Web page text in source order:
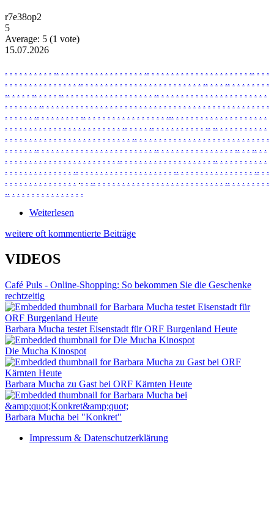
r7e38op2
5
Average: 5 (1 vote)
15.07.2026
. . . . . . . . . . .. . . . . . . . . . . . . . . . . . .. . . . . . . . . . . . . . . . . . . . . .. . . .
. . . . . . . . . . . . . . . .. . . . . . . . . . . . . . . . . . . . . . . . . .. . . . .. . . . . . . . .
.. . . . . .. . . . . .. . . . . . . . . . . . . . . . . . . .. . . . . . . . . . . . . . . . . . . . . . .
. . . . . . . .. . . . . . . . . . . . . . . . . . . . . . . . . . . . . . . . . . . . . . . . . . . . . . .
. . . . . . .. . . . . . . . . .. . . . . . . . . . . . . . . . . ... . . . . . . . . . . . . . . . . . . .
. . . . . . . . . . . . . . . . . . . . . . . . .. . . . . .. . . . . . . . . . . .. .. . . . . . . . . . .
. . . . . . . . . . . . . . . . . . . . . . . . . . .. . . . . . . . . . . . . . . . . . . . . . . . . . . .
. . . . . . .. . . . . . . . . . . . . . . . . . . . . . . . .. . . . . . . . . . . . . . . . .. . . .. . .
. . . . . . . . . . . . . . . . . . . . . . . .. . . . . . . . . . . . . . . . . . . .. . . . . . . . . . .
. . . . . . . . . . . . . . .. . . . . . . . . . . . . . . . . . . . .. . . . . . . . . . . . . . . . .. . .
. . . . . . . . . . . . . . . .. . .. . . . . . . . . . . . . . . . . . . . . . . . . . . .. . . . . . . . .
.. . . . . . . . . . . . . . . .
Weiterlesen
weitere oft kommentierte Beiträge
VIDEOS
Café Puls - Online-Shopping: So bekommen Sie die Geschenke
rechtzeitig
Barbara Mucha testet Eisenstadt für ORF Burgenland Heute
Die Mucha Kinospot
Barbara Mucha zu Gast bei ORF Kärnten Heute
Barbara Mucha bei "Konkret"
Impressum & Datenschutzerklärung